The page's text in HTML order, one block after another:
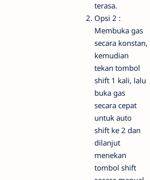
terasa.
Opsi 2 :
Membuka gas
secara konstan,
kemudian
tekan tombol
shift 1 kali, lalu
buka gas
secara cepat
untuk auto
shift ke 2 dan
dilanjut
menekan
tombol shift